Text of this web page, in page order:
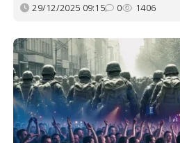
29/12/2025 09:15 0 1406